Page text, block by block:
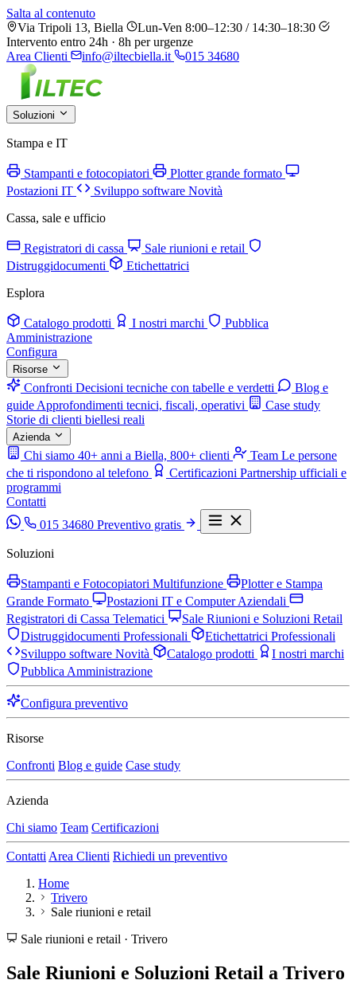
Salta al contenuto
Via Tripoli 13, Biella
Lun-Ven 8:00–12:30 / 14:30–18:30
Intervento entro 24h · 8h per urgenze
Area Clienti
info@iltecbiella.it 015 34680
Soluzioni
Stampa e IT
Stampanti e fotocopiatori
Plotter grande formato
Postazioni IT
Sviluppo software Novità
Cassa, sale e ufficio
Registratori di cassa
Sale riunioni e retail
Distruggidocumenti
Etichettatrici
Esplora
Catalogo prodotti I nostri marchi
Pubblica
Amministrazione
Configura
Risorse
Confronti Decisioni tecniche con tabelle e verdetti
Blog e
guide Approfondimenti tecnici, fiscali, operativi
Case study
Storie di clienti biellesi reali
Azienda
Chi siamo 40+ anni a Biella, 800+ clienti Team Le persone
che ti rispondono al telefono
Certificazioni Partnership ufficiali e
programmi
Contatti
015 34680 Preventivo gratis
Soluzioni
Stampanti e Fotocopiatori Multifunzione
Plotter e Stampa
Grande Formato
Postazioni IT e Computer Aziendali
Registratori di Cassa Telematici
Sale Riunioni e Soluzioni Retail
Distruggidocumenti Professionali
Etichettatrici Professionali
Sviluppo software Novità Catalogo prodotti
I nostri marchi
Pubblica Amministrazione
Configura preventivo
Risorse
Confronti Blog e guide Case study
Azienda
Chi siamo Team Certificazioni
Contatti Area Clienti Richiedi un preventivo
Home
Trivero
Sale riunioni e retail
Sale riunioni e retail · Trivero
Sale Riunioni e Soluzioni Retail a Trivero